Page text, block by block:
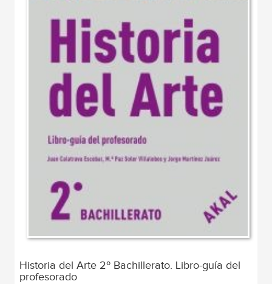
Historia del Arte 2º Bachillerato. Libro-guía del
profesorado